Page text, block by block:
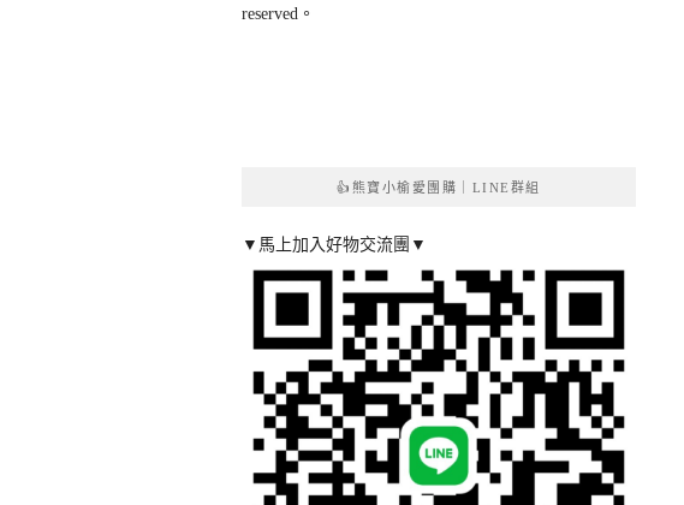
reserved。
👍熊寶小榆愛團購｜LINE群組
▼馬上加入好物交流團▼